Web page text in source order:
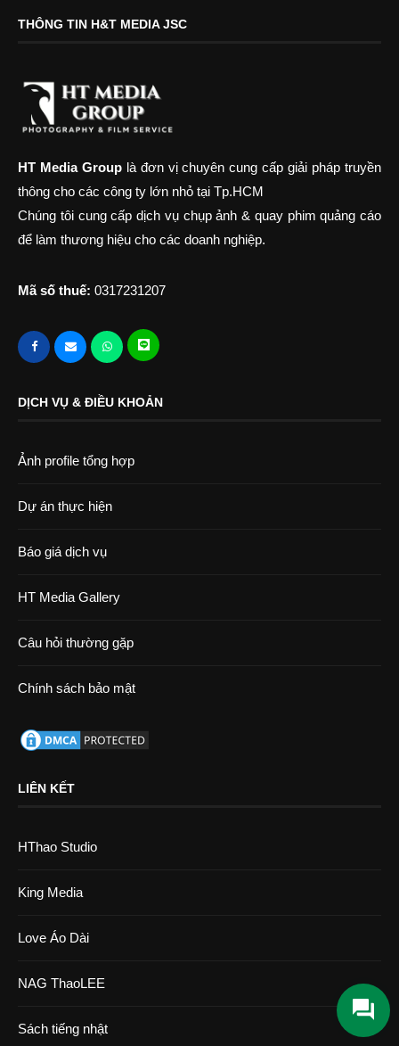
THÔNG TIN H&T MEDIA JSC
HT Media Grouplà đơn vị chuyên cung cấp giải pháp truyền
thông cho các công ty lớn nhỏ tại Tp.HCM
Chúng tôi cung cấp dịch vụ chụp ảnh & quay phim quảng cáo
để làm thương hiệu cho các doanh nghiệp.
Mã số thuế: 0317231207
DỊCH VỤ & ĐIỀU KHOẢN
Ảnh profile tổng hợp
Dự án thực hiện
Báo giá dịch vụ
HT Media Gallery
Câu hỏi thường gặp
Chính sách bảo mật
LIÊN KẾT
HThao Studio
King Media
Love Áo Dài
NAG ThaoLEE
Sách tiếng nhật